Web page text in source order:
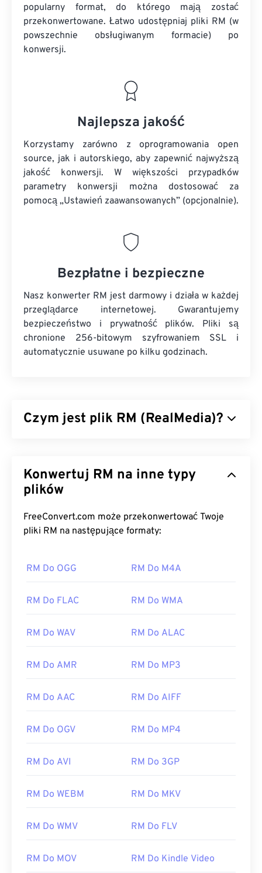
popularny format, do którego mają zostać
przekonwertowane. Łatwo udostępniaj pliki RM (w
powszechnie obsługiwanym formacie) po
konwersji.
Najlepsza jakość
Korzystamy zarówno z oprogramowania open
source, jak i autorskiego, aby zapewnić najwyższą
jakość konwersji. W większości przypadków
parametry konwersji można dostosować za
pomocą „Ustawień zaawansowanych” (opcjonalnie).
Bezpłatne i bezpieczne
Nasz konwerter RM jest darmowy i działa w każdej
przeglądarce internetowej. Gwarantujemy
bezpieczeństwo i prywatność plików. Pliki są
chronione 256-bitowym szyfrowaniem SSL i
automatycznie usuwane po kilku godzinach.
Czym jest plik RM (RealMedia)?
RealNetworks. RealNetworks zaprojektowało RM
do strumieniowego przesyłania treści przez
RealVideo, a dźwięk za pomocą kodeka RealAudio.
Plik RM, jako format zastrzeżony, otwiera się
przez RealNetworks. Jeśli brakuje programu
Inne programy, które mogą otwierać pliki RM, to
przypadku urządzeń mobilnych z systemem Apple
Pierwsze wydanie:
https://en.wikipedia.org/wiki/RealMedia
https://www.realnetworks.com/realmediaHD
Konwertuj RM na inne typy
plików
FreeConvert.com może przekonwertować Twoje
pliki RM na następujące formaty:
RM Do OGG RM Do M4A
RM Do FLAC RM Do WMA
RM Do WAV RM Do ALAC
RM Do AMR RM Do MP3
RM Do AAC RM Do AIFF
RM Do OGV RM Do MP4
RM Do AVI RM Do 3GP
RM Do WEBM RM Do MKV
RM Do WMV RM Do FLV
RM Do MOV RM Do Kindle Video